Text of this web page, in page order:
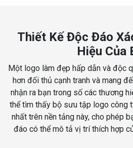
Thiết Kế Độc Đáo
Hiệu Của
Một logo làm đẹp hấp dẫn và độc
hơn đối thủ cạnh tranh và mang
nhận ra bạn trong số các thương
thể tìm thấy bộ sưu tập logo công
nhất trên nền tảng này, cho phép
đáo có thể mô tả vị trí thích hợp